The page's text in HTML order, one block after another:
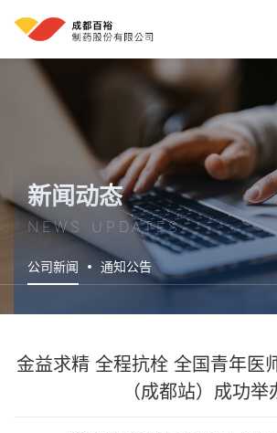
新闻动态
NEWS UPDATES
公司新闻 通知公告
金益求精 全程抗栓 全国青年医
（成都站）成功举